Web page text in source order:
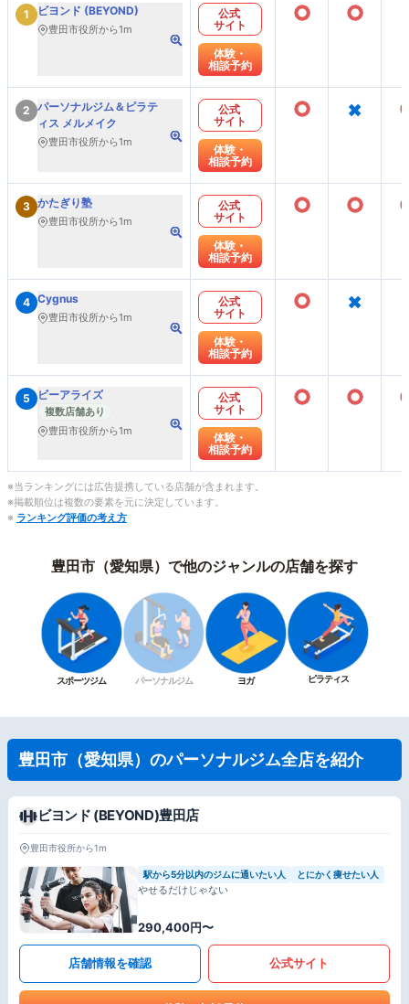
1 ビヨンド (BEYOND)
豊田市役所から1m
公式
サイト
体験・
相談予約
○ ○
2 パーソナルジム＆ピラテ
ィス メルメイク
豊田市役所から1m
公式
サイト
体験・
相談予約
○ ×
3 かたぎり塾
豊田市役所から1m
公式
サイト
体験・
相談予約
○ ○
4 Cygnus
豊田市役所から1m
公式
サイト
体験・
相談予約
○ ×
5 ビーアライズ
複数店舗あり
豊田市役所から1m
公式
サイト
体験・
相談予約
○ ○
※当ランキングには広告提携している店舗が含まれます。
※掲載順位は複数の要素を元に決定しています。
※ ランキング評価の考え方
豊田市（愛知県）で他のジャンルの店舗を探す
スポーツジム パーソナルジム ヨガ ピラティス
豊田市（愛知県）のパーソナルジム全店を紹介
ビヨンド (BEYOND)豊田店
豊田市役所から1m
駅から5分以内のジムに通いたい人 とにかく痩せたい人
やせるだけじゃない
290,400円〜
店舗情報を確認 公式サイト